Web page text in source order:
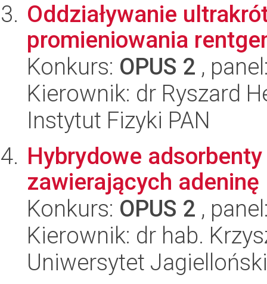
Oddziaływanie
promieniowania
Konkurs: OPUS 2 ,
Kierownik: dr Ryszard
Instytut Fizyki PAN
Hybrydowe
zawierających adeninę
Konkurs: OPUS 2 ,
Kierownik: dr hab.
Uniwersytet